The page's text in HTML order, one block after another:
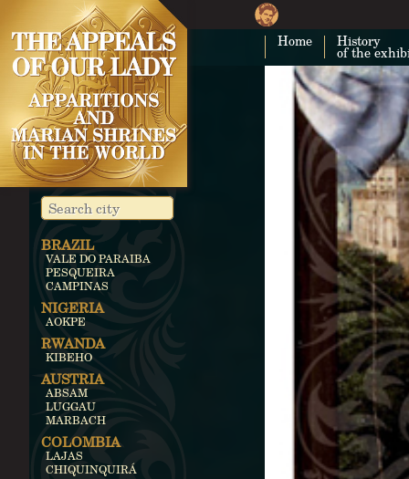
Home History
of the
BRAZIL
VALE DO PARAIBA
PESQUEIRA
CAMPINAS
NIGERIA
AOKPE
RWANDA
KIBEHO
AUSTRIA
ABSAM
LUGGAU
MARBACH
COLOMBIA
LAJAS
CHIQUINQUIRÁ